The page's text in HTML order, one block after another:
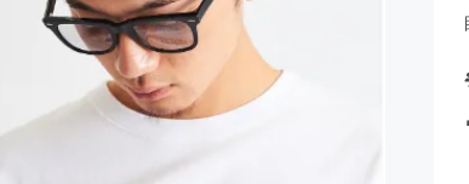
書籍・雑誌出版
チャレンジ ビューティー